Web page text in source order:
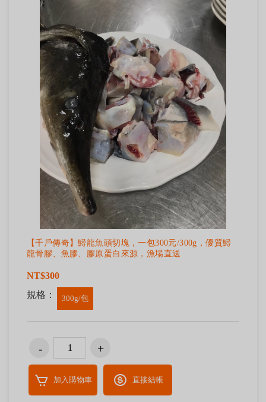
【千戶傳奇】鱘龍魚頭切塊，一包300元/300g，優質鱘
龍骨膠、魚膠、膠原蛋白來源，漁場直送
NT$300
規格：
300g/包
加入購物車 直接結帳